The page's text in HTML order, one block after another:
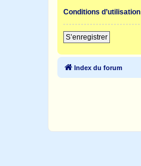
Conditions d’utilisation
S’enregistrer
Index du forum